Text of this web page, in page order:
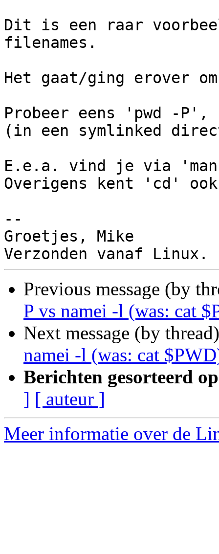
Dit is een raar
filenames.
Het gaat/ging erover
Probeer eens 'pwd -P',
(in een symlinked
E.e.a. vind je via
Overigens kent 'cd'
--
Groetjes, Mike
Previous message (by
P vs namei -l (was: cat
Next message (by
namei -l (was: cat
Berichten gesorteerd
] [ auteur ]
Meer informatie over de